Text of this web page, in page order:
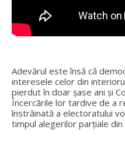
Adevărul este însă că
interesele celor din
pierdut în doar șase ani şi
Încercările lor tardive de a
înstrăinată a electoratului
timpul alegerilor parţiale din